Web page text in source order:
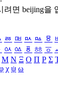
려면 beijing을
ㅭ ㅮ ㅯ ㅰ ㅱ
ㆂ ㆃ ㆄ ㆅ ㆆ
Μ Ν Ξ Ο Π Ρ Σ
χ ψ ω